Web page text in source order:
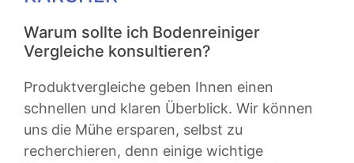
Warum sollte ich Bodenreiniger
Vergleiche konsultieren?
Produktvergleiche geben Ihnen einen
schnellen und klaren Überblick. Wir können
uns die Mühe ersparen, selbst zu
recherchieren, denn einige wichtige